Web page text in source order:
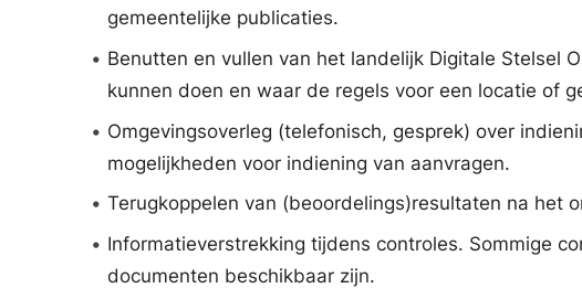
gemeentelijke publicaties.
• Benutten en vullen van het landelijk Digitale Stelsel
kunnen doen en waar de regels voor een locatie of
• Omgevingsoverleg (telefonisch, gesprek) over
mogelijkheden voor indiening van aanvragen.
• Terugkoppelen van (beoordelings)resultaten na het
• Informatieverstrekking tijdens controles. Sommige
documenten beschikbaar zijn.